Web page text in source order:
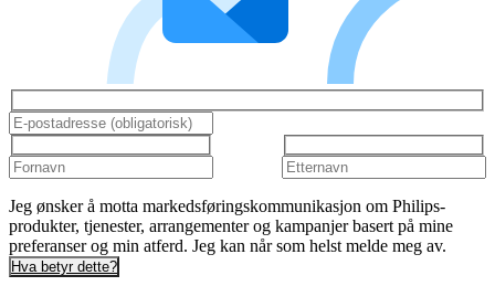
Jeg ønsker å motta markedsføringskommunikasjon om Philips-
produkter, tjenester, arrangementer og kampanjer basert på mine
preferanser og min atferd. Jeg kan når som helst melde meg av.
Hva betyr dette?